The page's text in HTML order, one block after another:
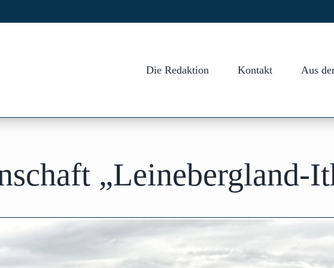
Die Redaktion Kontakt Aus
„Leinebergland-